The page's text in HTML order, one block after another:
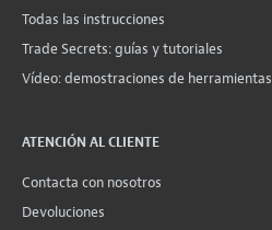
Todas las instrucciones
Trade Secrets: guías y tutoriales
Vídeo: demostraciones de herramientas
ATENCIÓN AL CLIENTE
Contacta con nosotros
Devoluciones